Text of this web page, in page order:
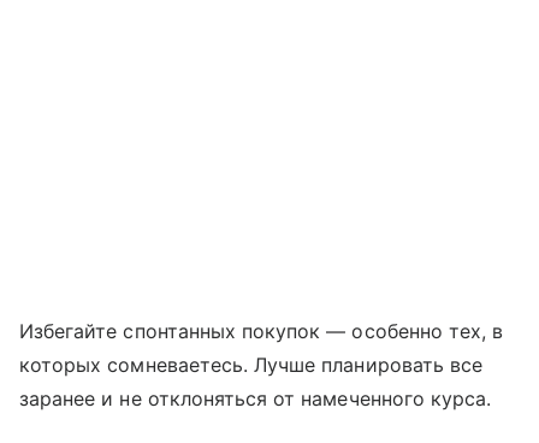
Избегайте спонтанных покупок — особенно тех, в
которых сомневаетесь. Лучше планировать все
заранее и не отклоняться от намеченного курса.